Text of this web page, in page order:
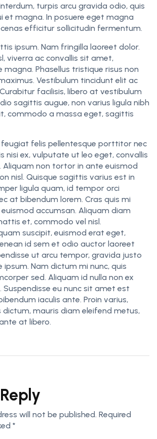
turpis arcu gravida odio, quis
et magna. In posuere eget magna
efficitur sollicitudin fermentum.
ipsum. Nam fringilla laoreet dolor.
viverra ac convallis sit amet,
Phasellus tristique risus non
Vestibulum tincidunt elit ac
facilisis, libero at vestibulum
sagittis augue, non varius ligula nibh
commodo a massa eget, sagittis
felis pellentesque porttitor nec
nisi ex, vulputate ut leo eget, convallis
Aliquam non tortor in ante euismod
nisl. Quisque sagittis varius est in
ligula quam, id tempor orci
at bibendum lorem. Cras quis mi
accumsan. Aliquam diam
et, commodo vel nisl.
suscipit, euismod erat eget,
id sem et odio auctor laoreet
ut arcu tempor, gravida justo
ipsum. Nam dictum mi nunc, quis
sed. Aliquam id nulla non ex
eu nunc sit amet est
iaculis ante. Proin varius,
mauris diam eleifend metus,
at libero.
will not be published. Required
*